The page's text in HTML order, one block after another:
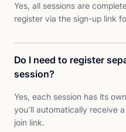
Yes, all sessions are
register via the sign-up link
Do I need to register
session?
Yes, each session has its
you'll automatically receive
join link.